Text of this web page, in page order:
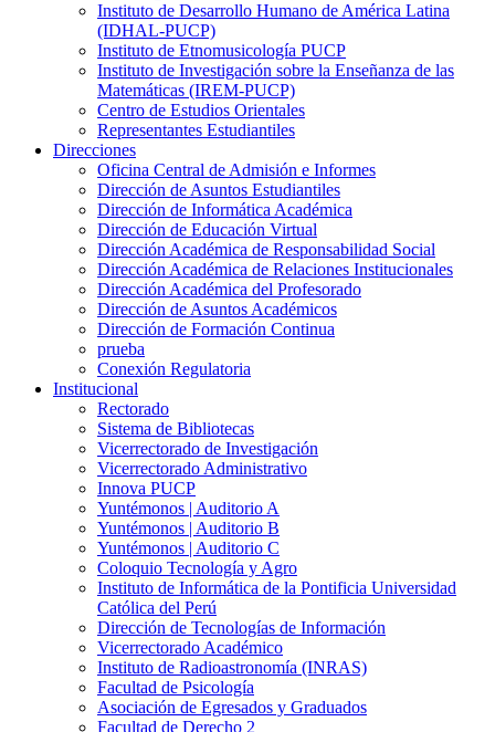
Instituto de Desarrollo Humano de América Latina
(IDHAL-PUCP)
Instituto de Etnomusicología PUCP
Instituto de Investigación sobre la Enseñanza de las
Matemáticas (IREM-PUCP)
Centro de Estudios Orientales
Representantes Estudiantiles
Direcciones
Oficina Central de Admisión e Informes
Dirección de Asuntos Estudiantiles
Dirección de Informática Académica
Dirección de Educación Virtual
Dirección Académica de Responsabilidad Social
Dirección Académica de Relaciones Institucionales
Dirección Académica del Profesorado
Dirección de Asuntos Académicos
Dirección de Formación Continua
prueba
Conexión Regulatoria
Institucional
Rectorado
Sistema de Bibliotecas
Vicerrectorado de Investigación
Vicerrectorado Administrativo
Innova PUCP
Yuntémonos | Auditorio A
Yuntémonos | Auditorio B
Yuntémonos | Auditorio C
Coloquio Tecnología y Agro
Instituto de Informática de la Pontificia Universidad
Católica del Perú
Dirección de Tecnologías de Información
Vicerrectorado Académico
Instituto de Radioastronomía (INRAS)
Facultad de Psicología
Asociación de Egresados y Graduados
Facultad de Derecho 2